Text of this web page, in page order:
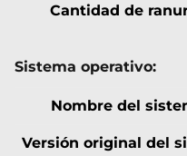
Cantidad de
Sistema operativo:
Nombre del
Versión original del